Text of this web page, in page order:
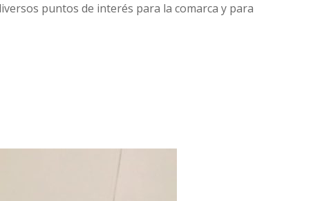
puntos de interés para la comarca y para